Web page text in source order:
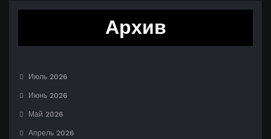
Архив
Июль 2026
Июнь 2026
Май 2026
Апрель 2026